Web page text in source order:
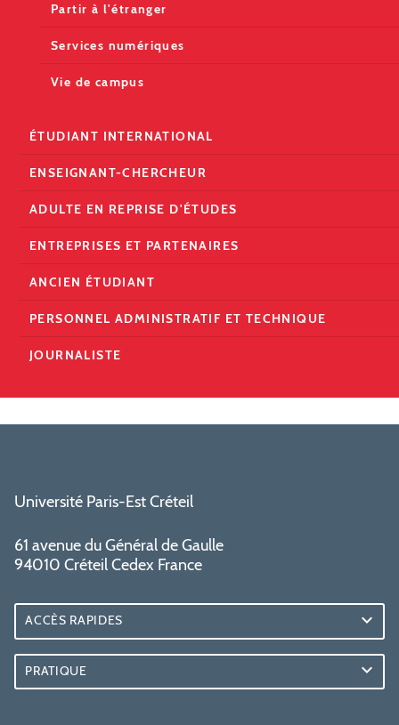
Partir à l'étranger
Services numériques
Vie de campus
ÉTUDIANT INTERNATIONAL
ENSEIGNANT-CHERCHEUR
ADULTE EN REPRISE D'ÉTUDES
ENTREPRISES ET PARTENAIRES
ANCIEN ÉTUDIANT
PERSONNEL ADMINISTRATIF ET TECHNIQUE
JOURNALISTE
Université Paris-Est Créteil
61 avenue du Général de Gaulle
94010 Créteil Cedex France
ACCÈS RAPIDES
PRATIQUE